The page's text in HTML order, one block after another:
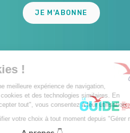
JE M'ABONNE